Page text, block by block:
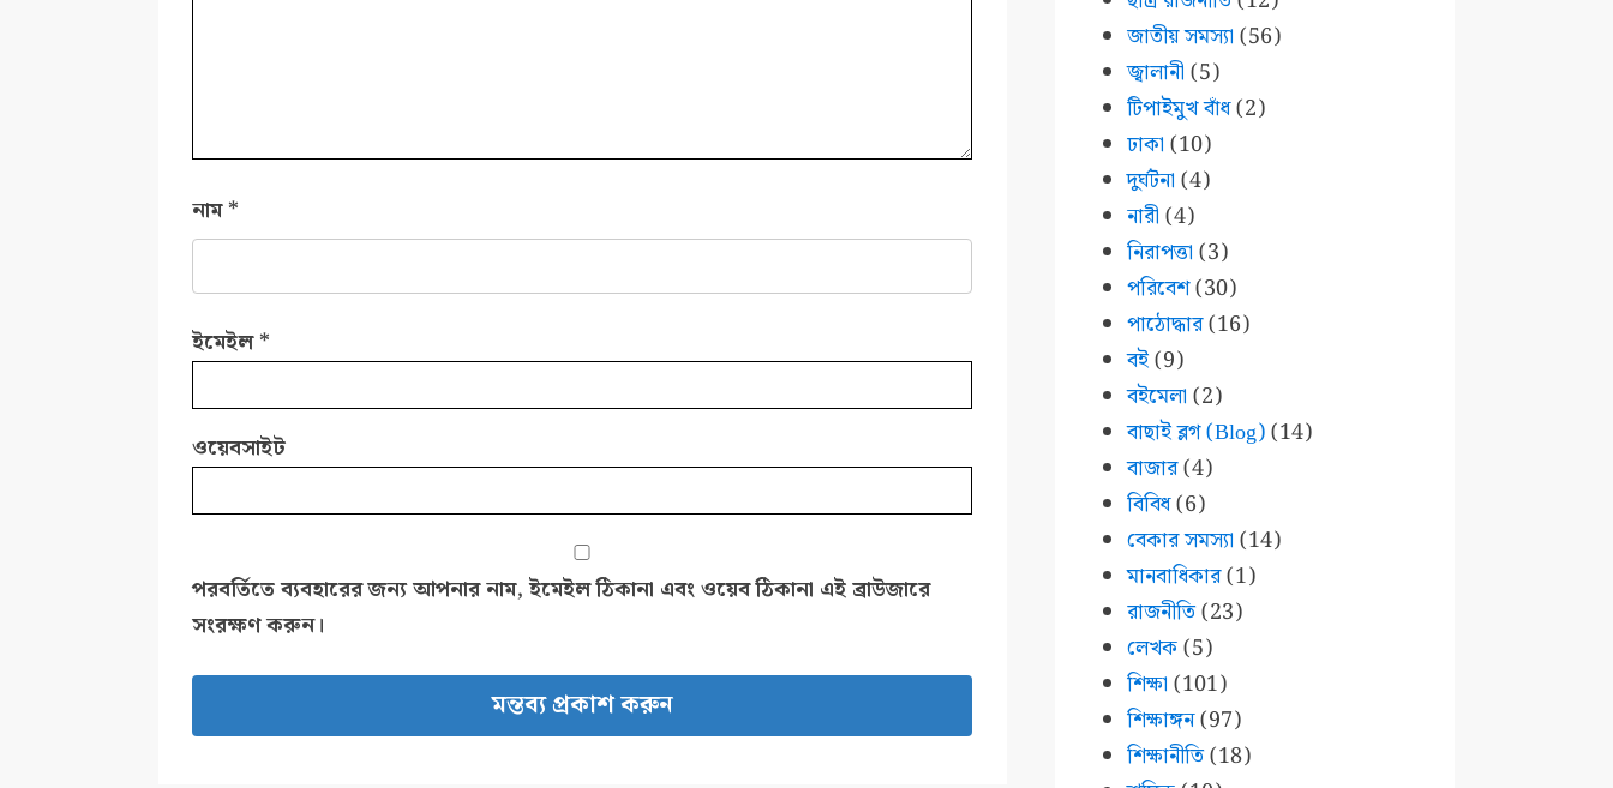
নাম*
ইমেইল*
ওয়েবসাইট
পরবর্তিতে ব্যবহারের জন্য আপনার নাম, ইমেইল ঠিকানা এবং ওয়েব ঠিকানা এই ব্রাউজারে
সংরক্ষণ করুন।
জাতীয় সমস্যা (56)
জ্বালানী (5)
টিপাইমুখ বাঁধ(2)
ঢাকা (10)
দুর্ঘটনা (4)
নারী (4)
নিরাপত্তা (3)
পরিবেশ(30)
পাঠোদ্ধার(16)
বই(9)
বইমেলা (2)
বাছাই ব্লগ (Blog)(14)
বাজার(4)
বিবিধ(6)
বেকার সমস্যা (14)
মানবাধিকার(1)
রাজনীতি(23)
লেখক(5)
শিক্ষা (101)
শিক্ষাঙ্গন(97)
শিক্ষানীতি(18)